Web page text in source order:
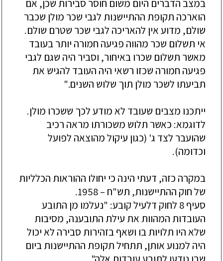
במצב הדברים היום משום חוסר סבירות שכן, אם
הוארכה תקופת ההתיישנות לגבי שכר מולן שכבר
שולם, מדוע אין להאריכה לגבי שכר שטרם שולם.
אי תשלום שכר מהווה פגיעה חמורה יותר בעובד
מאשר תשלום שכרו באיחור, וסביר היה שגם לגבי
פגיעה חמורה שכזו רשאי היה העובד להגיש את
תביעתו לשכר מולן תוך שלוש השנים."
ייתכנו מצבים שעובד לא מודע לכך ששכרו מולן.
לדוגמא: כאשר תלוש משכורתו מראה רכיב
שהועבר לצד ג' (כגון עיקול מהוצאה לפועל
וכדומה).
במקרה כזה, דעתי הינה כי יחולו ההוראות הכלליות
של חוק ההתיישנות, תש"ח – 1958.
סעיף 8 לחוק דלעיל קובע: "נעלמו מן התובע
העובדות המהוות את עילת התובענה, מסיבות
שלא היו תלויות בו ושאף בזהירות סבירה לא יכול
היה למנוע אותן, תתחיל תקופת ההתיישנות ביום